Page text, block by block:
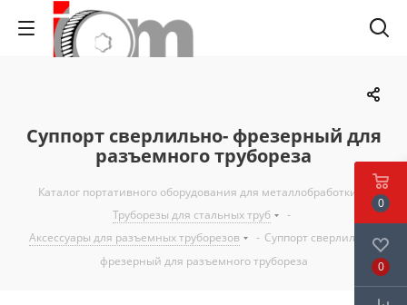
Суппорт сверлильно- фрезерный для
разъемного трубореза
Каталог портативного оборудования для металлобработки
Труборезы для стальных труб
-
Аксессуары для разъемных труборезов
- Суппорт сверлильно-
фрезерный для разъемного трубореза
0
0